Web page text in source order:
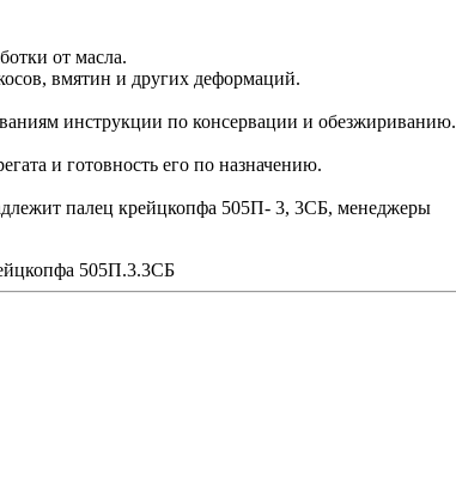
от масла.
вмятин и других деформаций.
инструкции по консервации и обезжириванию.
и готовность его по назначению.
палец крейцкопфа 505П- 3, 3СБ, менеджеры
505П.3.3СБ